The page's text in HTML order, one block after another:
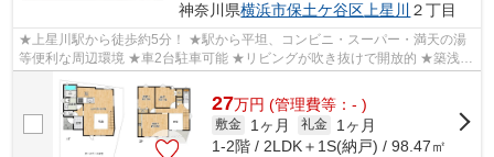
神奈川県横浜市保土ケ谷区 上星川 ２丁目
★上星川駅から徒歩約5分！ ★駅から平坦、コンビニ・スーパー・満天の湯
等便利な周辺環境 ★車2台駐車可能 ★リビングが吹き抜けで開放的 ★築浅で
きれいな内装、おしゃれな室内 ★カウン...
27万円 (管理費等：- )
敷金 1ヶ月 礼金
1ヶ月
1-2階 / 2LDK＋1S(納戸) / 98.47㎡